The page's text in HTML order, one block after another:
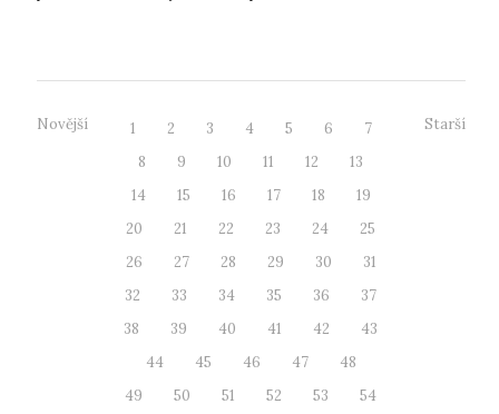
Novější 1 2 3 4 5 6
7
8
9 10 11 12
13
14
15 16 17 18
19
20
21 22 23 24
25
26
27 28 29 30
31
32
33 34 35 36
37
38
39 40 41 42
43
44
45 46 47
48
49
50 51 52 53
54
Starší